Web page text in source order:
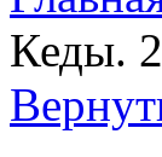
Кеды.